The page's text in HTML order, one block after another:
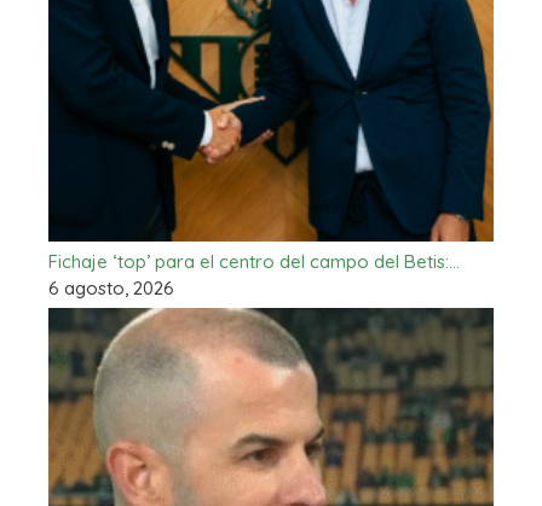
Fichaje ‘top’ para el centro del campo del Betis:…
6 agosto, 2026